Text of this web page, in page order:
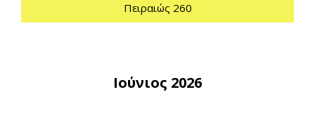
Πειραιώς 260
Ιούνιος 2026